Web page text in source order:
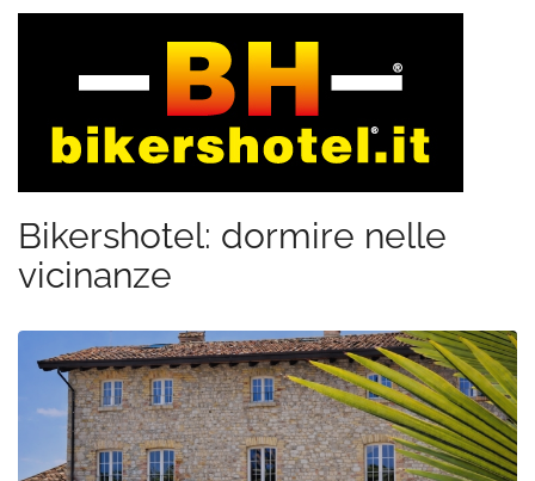
Bikershotel: dormire nelle
vicinanze